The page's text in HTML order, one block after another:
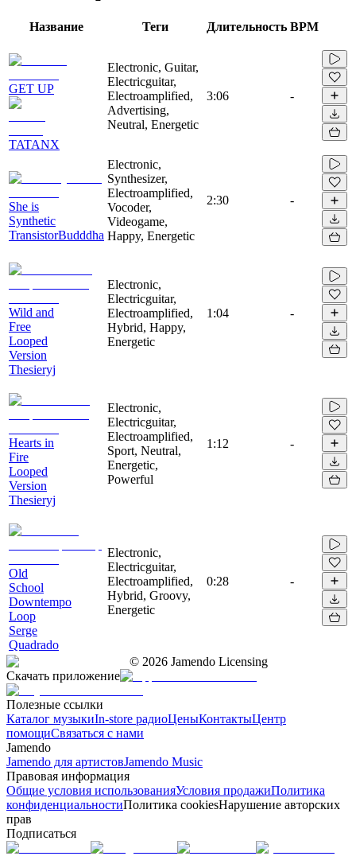
Название Теги Длительность BPM
GET UP
TATANX
Electronic, Guitar,
Electricguitar,
Electroamplified,
Advertising,
Neutral, Energetic
3:06 -
She is
Synthetic
TransistorBudddha
Electronic,
Synthesizer,
Electroamplified,
Vocoder,
Videogame,
Happy, Energetic
2:30 -
Wild and
Free
Looped
Version
Thesieryj
Electronic,
Electricguitar,
Electroamplified,
Hybrid, Happy,
Energetic
1:04 -
Hearts in
Fire
Looped
Version
Thesieryj
Electronic,
Electricguitar,
Electroamplified,
Sport, Neutral,
Energetic,
Powerful
1:12 -
Old
School
Downtempo
Loop
Serge
Quadrado
Electronic,
Electricguitar,
Electroamplified,
Hybrid, Groovy,
Energetic
0:28 -
© 2026 Jamendo Licensing
Скачать приложение
Полезные ссылки
Каталог музыкиIn-store радиоЦеныКонтактыЦентр
помощиСвязаться с нами
Jamendo
Jamendo для артистовJamendo Music
Правовая информация
Общие условия использованияУсловия продажиПолитика
конфиденциальностиПолитика cookiesНарушение авторских
прав
Подписаться